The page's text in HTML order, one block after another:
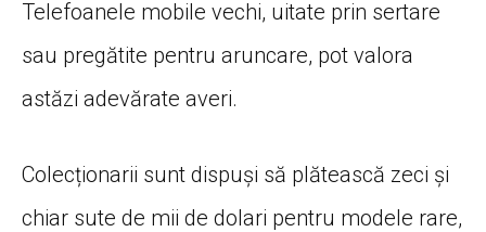
Telefoanele mobile vechi, uitate prin sertare
sau pregătite pentru aruncare, pot valora
astăzi adevărate averi.
Colecționarii sunt dispuși să plătească zeci și
chiar sute de mii de dolari pentru modele rare,